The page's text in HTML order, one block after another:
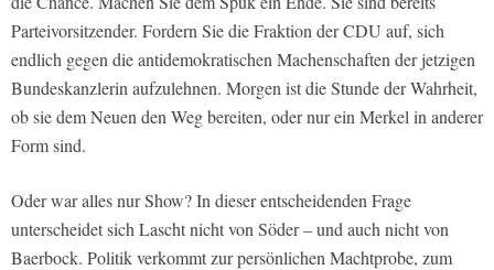
Parteivorsitzender. Fordern Sie die Fraktion der CDU auf, sich
endlich gegen die antidemokratischen Machenschaften der jetzigen
Bundeskanzlerin aufzulehnen. Morgen ist die Stunde der Wahrheit,
ob sie dem Neuen den Weg bereiten, oder nur ein Merkel in anderer
Form sind.
Oder war alles nur Show? In dieser entscheidenden Frage
unterscheidet sich Lascht nicht von Söder – und auch nicht von
Baerbock. Politik verkommt zur persönlichen Machtprobe, zum